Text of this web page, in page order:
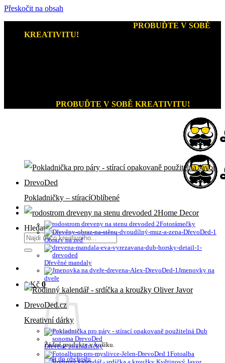
Přeskočit na obsah
PROBUĎTE V SOBĚ
KREATIVITU!
PROBUĎTE V SOBĚ KREATIVITU!
Hledat:
0Kč 0
Žádné produkty v košíku.
Zpět do obchodu
Pokladničky – stírací
Home Decor
Fotorámečky
Obrazy na zeď
Dřevěné mandaly
Jmenovky na
dveře
Kreativní dárky
Dřevěné pokladničky
Fotoalba